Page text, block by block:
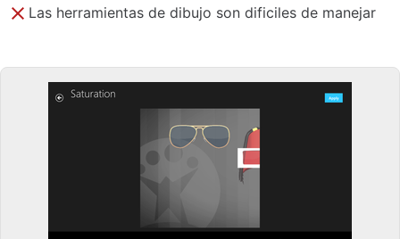
Las herramientas de dibujo son dificiles de manejar